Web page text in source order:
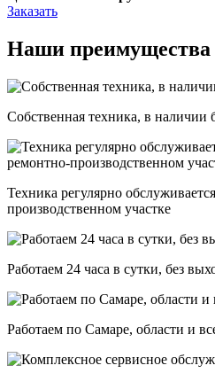
Заказать
Наши преимущества
Собственная техника, в наличии
Техника регулярно
производственном участке
Работаем 24 часа в сутки, без
Работаем по Самаре, области и